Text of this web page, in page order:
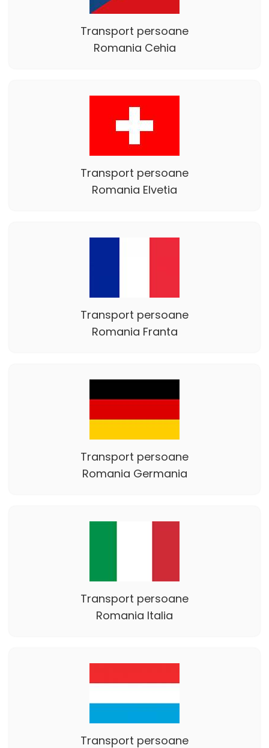
Transport persoane
Romania Cehia
Transport persoane
Romania Elvetia
Transport persoane
Romania Franta
Transport persoane
Romania Germania
Transport persoane
Romania Italia
Transport persoane